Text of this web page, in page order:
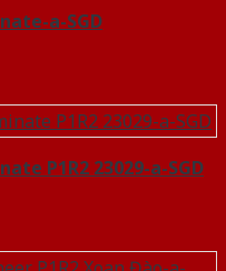
a-SGD
P1R2 23029-a-SGD